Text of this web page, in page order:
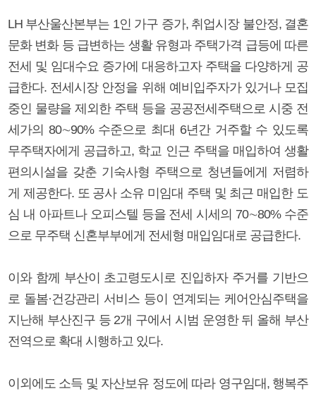
LH 부산울산본부는 1인 가구 증가, 취업시장 불안정, 결혼
문화 변화 등 급변하는 생활 유형과 주택가격 급등에 따른
전세 및 임대수요 증가에 대응하고자 주택을 다양하게 공
급한다. 전세시장 안정을 위해 예비입주자가 있거나 모집
중인 물량을 제외한 주택 등을 공공전세주택으로 시중 전
세가의 80∼90% 수준으로 최대 6년간 거주할 수 있도록
무주택자에게 공급하고, 학교 인근 주택을 매입하여 생활
편의시설을 갖춘 기숙사형 주택으로 청년들에게 저렴하
게 제공한다. 또 공사 소유 미임대 주택 및 최근 매입한 도
심 내 아파트나 오피스텔 등을 전세 시세의 70∼80% 수준
으로 무주택 신혼부부에게 전세형 매입임대로 공급한다.
이와 함께 부산이 초고령도시로 진입하자 주거를 기반으
로 돌봄·건강관리 서비스 등이 연계되는 케어안심주택을
지난해 부산진구 등 2개 구에서 시범 운영한 뒤 올해 부산
전역으로 확대 시행하고 있다.
이외에도 소득 및 자산보유 정도에 따라 영구임대, 행복주